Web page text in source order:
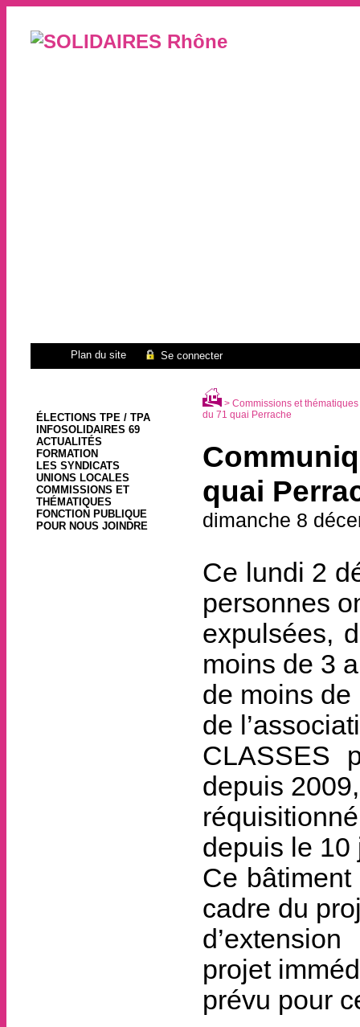
Plan du site Se connecter
ÉLECTIONS TPE / TPA
INFOSOLIDAIRES 69
ACTUALITÉS
FORMATION
LES SYNDICATS
UNIONS LOCALES
COMMISSIONS ET
THÉMATIQUES
FONCTION PUBLIQUE
POUR NOUS JOINDRE
> Commissions et thématiques
du 71 quai Perrache
quai
dimanche 8
Ce lundi 2
personnes
expulsées,
moins de 3
de moins
de
CLASSES
depuis
depuis le 10
Ce
cadre du
projet
prévu pour